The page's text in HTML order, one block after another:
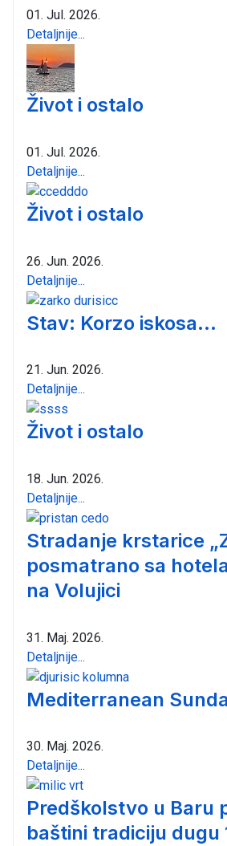
01. Jul. 2026.
Detaljnije...
Život i ostalo
01. Jul. 2026.
Detaljnije...
Život i ostalo
26. Jun. 2026.
Detaljnije...
Stav: Korzo iskosa...
21. Jun. 2026.
Detaljnije...
Život i ostalo
18. Jun. 2026.
Detaljnije...
Stradanje krstarice
posmatrano sa
na Volujici
31. Maj. 2026.
Detaljnije...
Mediterranean
30. Maj. 2026.
Detaljnije...
Predškolstvo u Baru
baštini tradiciju dugu